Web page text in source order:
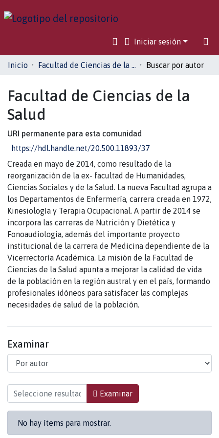
Iniciar sesión
Comunidades
Inicio Facultad de Ciencias de la Salud Buscar por autor
Facultad de Ciencias de la
Salud
URI permanente para esta comunidad
https://hdl.handle.net/20.500.11893/37
Creada en mayo de 2014, como resultado de la
reorganización de la ex- facultad de Humanidades,
Ciencias Sociales y de la Salud. La nueva Facultad agrupa a
los Departamentos de Enfermería, carrera creada en 1972,
Kinesiología y Terapia Ocupacional. A partir de 2014 se
incorpora las carreras de Nutrición y Dietética y
Fonoaudiología, además del importante proyecto
institucional de la carrera de Medicina dependiente de la
Vicerrectoría Académica. La misión de la Facultad de
Ciencias de la Salud apunta a mejorar la calidad de vida
de la población en la región austral y en el país, formando
profesionales idóneos para satisfacer las complejas
necesidades de salud de la población.
Examinar
Examinando Facultad de Ciencias de la Salud
Examinar
No hay ítems para mostrar.